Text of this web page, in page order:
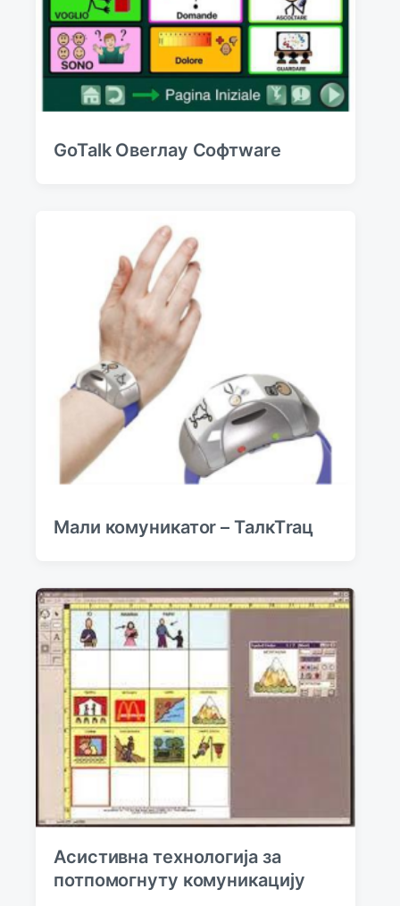
GoTalk Овerлаy Софтwаre
Мали комуникатоr – ТалкТrац
Асистивна тeхнологија за
потпомогнуту комуникацију